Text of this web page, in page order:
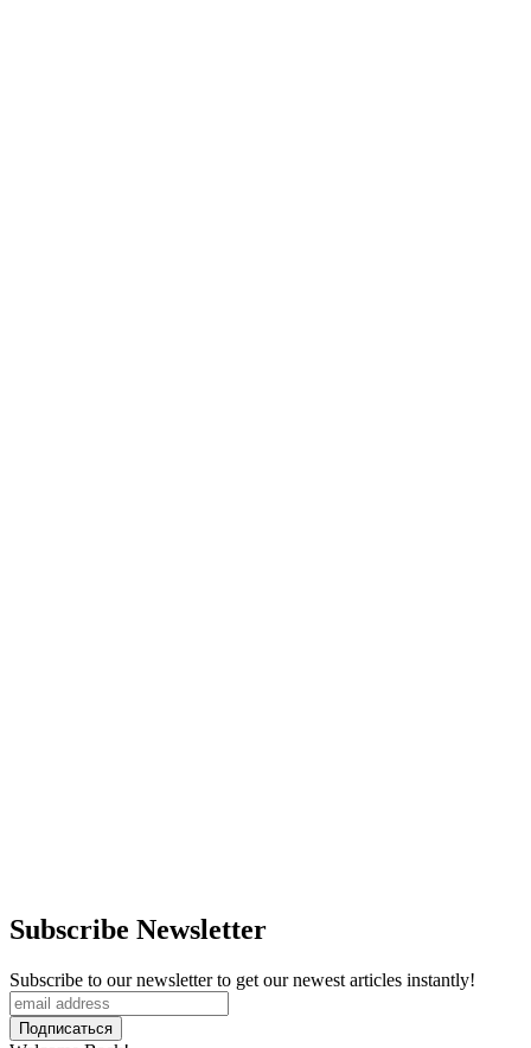
Subscribe Newsletter
Subscribe to our newsletter to get our newest articles instantly!